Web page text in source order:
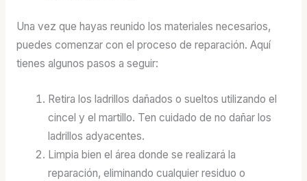
Una vez que hayas reunido los materiales necesarios,
puedes comenzar con el proceso de reparación. Aquí
tienes algunos pasos a seguir:
Retira los ladrillos dañados o sueltos utilizando el
cincel y el martillo. Ten cuidado de no dañar los
ladrillos adyacentes.
Limpia bien el área donde se realizará la
reparación, eliminando cualquier residuo o